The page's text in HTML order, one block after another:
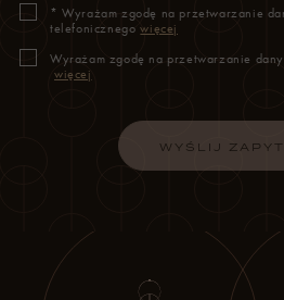
*Wyrażam zgodę na przetwarzanie
telefonicznego więcej
Wyrażam zgodę na przetwarzanie
więcej
WYŚLIJ